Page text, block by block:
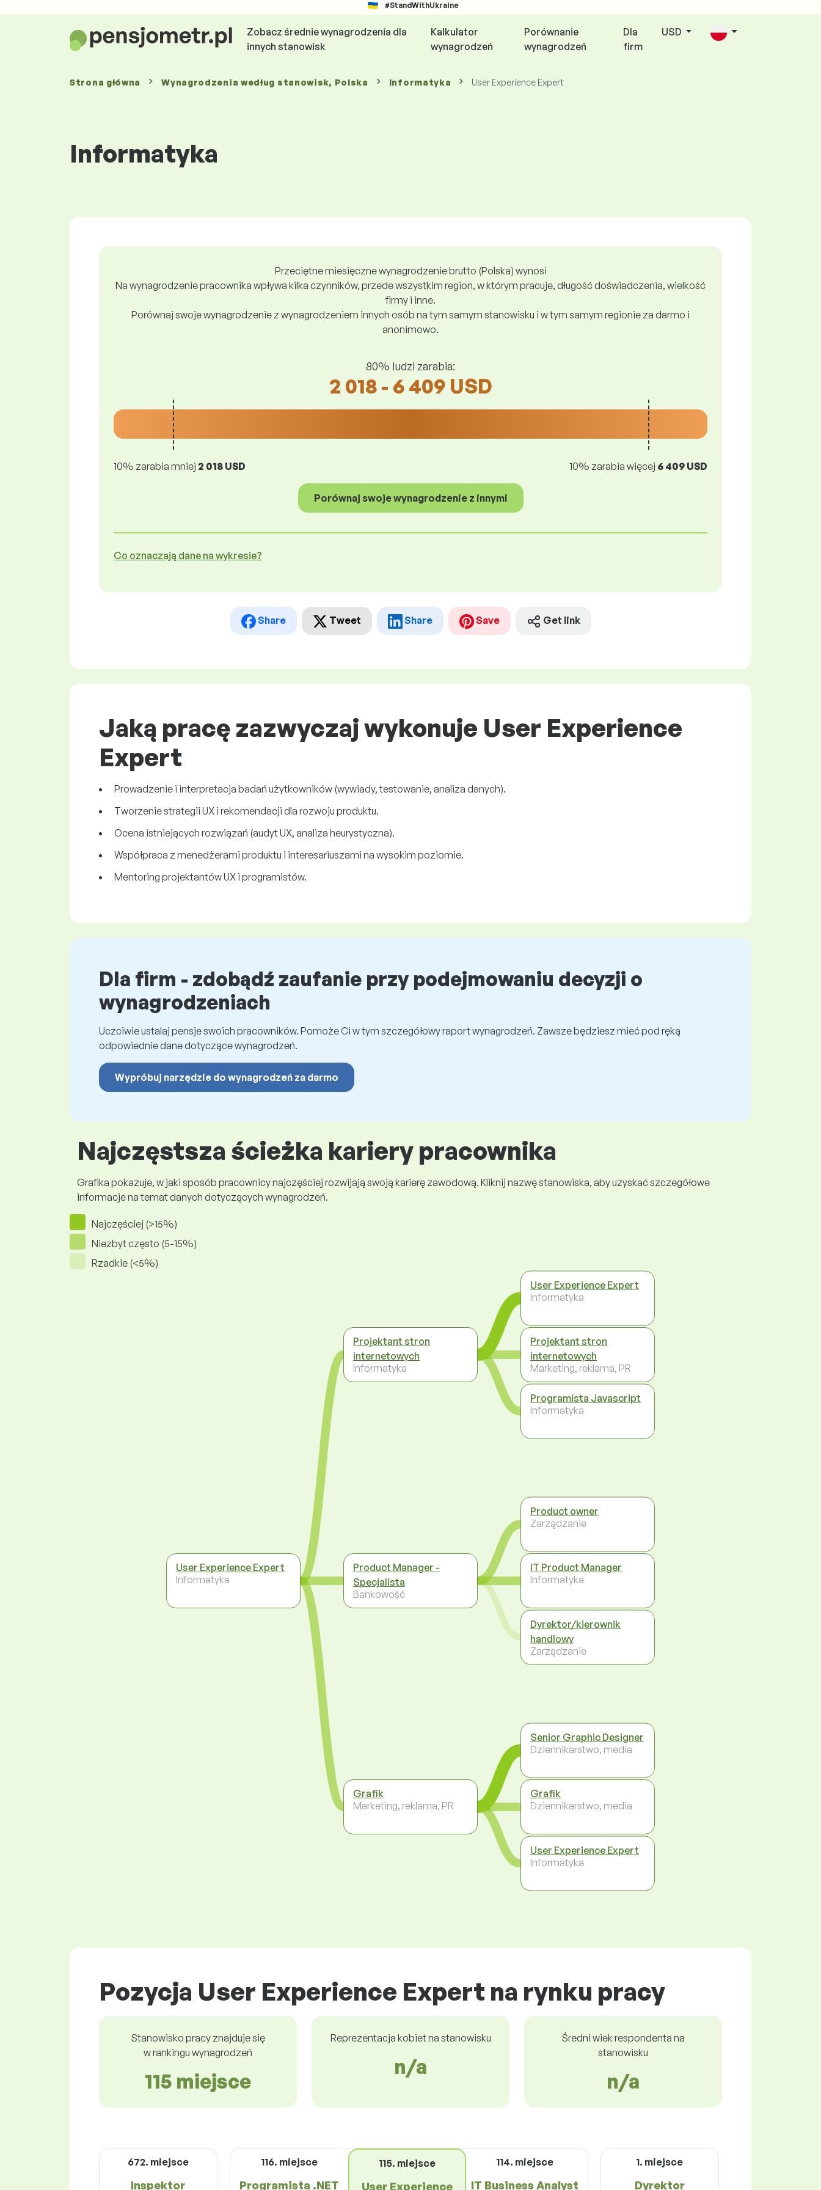
#StandWithUkraine
Zobacz średnie wynagrodzenia dla
innych stanowisk
Kalkulator
wynagrodzeń
Porównanie
wynagrodzeń
Dla
firm
USD
Strona główna Wynagrodzenia według stanowisk, Polska Informatyka User Experience Expert
Informatyka
Przeciętne miesięczne wynagrodzenie brutto (Polska) wynosi
Na wynagrodzenie pracownika wpływa kilka czynników, przede wszystkim region, w którym pracuje, długość doświadczenia, wielkość
firmy i inne.
Porównaj swoje wynagrodzenie z wynagrodzeniem innych osób na tym samym stanowisku i w tym samym regionie za darmo i
anonimowo.
80% ludzi zarabia:
2 018 - 6 409 USD
10% zarabia mniej 2 018 USD 10% zarabia więcej 6 409 USD
Porównaj swoje wynagrodzenie z innymi
Co oznaczają dane na wykresie?
Share Tweet Share Save Get link
Jaką pracę zazwyczaj wykonuje User Experience
Expert
Prowadzenie i interpretacja badań użytkowników (wywiady, testowanie, analiza danych).
Tworzenie strategii UX i rekomendacji dla rozwoju produktu.
Ocena istniejących rozwiązań (audyt UX, analiza heurystyczna).
Współpraca z menedżerami produktu i interesariuszami na wysokim poziomie.
Mentoring projektantów UX i programistów.
Dla firm - zdobądź zaufanie przy podejmowaniu decyzji o
wynagrodzeniach
Uczciwie ustalaj pensje swoich pracowników. Pomoże Ci w tym szczegółowy raport wynagrodzeń. Zawsze będziesz mieć pod ręką
odpowiednie dane dotyczące wynagrodzeń.
Wypróbuj narzędzie do wynagrodzeń za darmo
Najczęstsza ścieżka kariery pracownika
Grafika pokazuje, w jaki sposób pracownicy najczęściej rozwijają swoją karierę zawodową. Kliknij nazwę stanowiska, aby uzyskać szczegółowe
informacje na temat danych dotyczących wynagrodzeń.
Najczęściej (>15%)
Niezbyt często (5-15%)
Rzadkie (<5%)
User Experience Expert
Informatyka
Projektant stron
internetowych
Informatyka
Product Manager -
Specjalista
Bankowość
Grafik
Marketing, reklama, PR
User Experience Expert
Informatyka
Projektant stron
internetowych
Marketing, reklama, PR
Programista Javascript
Informatyka
Product owner
Zarządzanie
IT Product Manager
Informatyka
Dyrektor/kierownik
handlowy
Zarządzanie
Senior Graphic Designer
Dziennikarstwo, media
Grafik
Dziennikarstwo, media
User Experience Expert
Informatyka
Pozycja User Experience Expert na rynku pracy
Stanowisko pracy znajduje się
w rankingu wynagrodzeń
115 miejsce
Reprezentacja kobiet na stanowisku
n/a
Średni wiek respondenta na
stanowisku
n/a
672. miejsce
Inspektor
116. miejsce
Programista .NET
115. miejsce
User Experience
114. miejsce
IT Business Analyst
1. miejsce
Dyrektor